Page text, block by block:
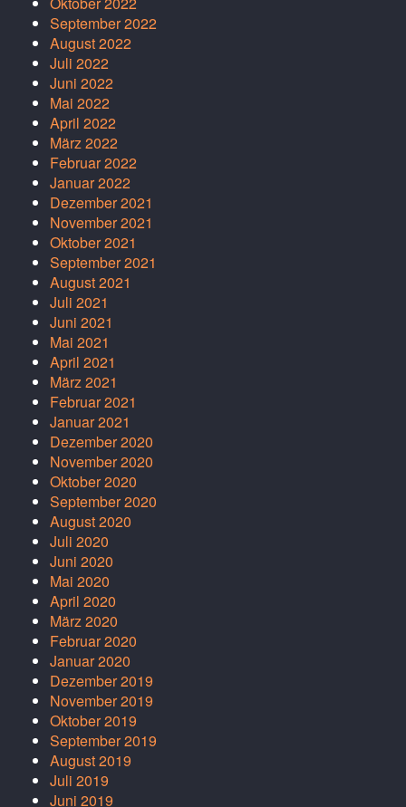
September 2022
August 2022
Juli 2022
Juni 2022
Mai 2022
April 2022
März 2022
Februar 2022
Januar 2022
Dezember 2021
November 2021
Oktober 2021
September 2021
August 2021
Juli 2021
Juni 2021
Mai 2021
April 2021
März 2021
Februar 2021
Januar 2021
Dezember 2020
November 2020
Oktober 2020
September 2020
August 2020
Juli 2020
Juni 2020
Mai 2020
April 2020
März 2020
Februar 2020
Januar 2020
Dezember 2019
November 2019
Oktober 2019
September 2019
August 2019
Juli 2019
Juni 2019